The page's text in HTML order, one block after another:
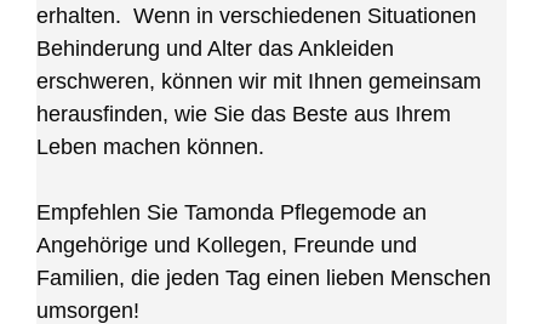
erhalten. Wenn in verschiedenen Situationen
Behinderung und Alter das Ankleiden
erschweren, können wir mit Ihnen gemeinsam
herausfinden, wie Sie das Beste aus Ihrem
Leben machen können.
Empfehlen Sie Tamonda Pflegemode an
Angehörige und Kollegen, Freunde und
Familien, die jeden Tag einen lieben Menschen
umsorgen!